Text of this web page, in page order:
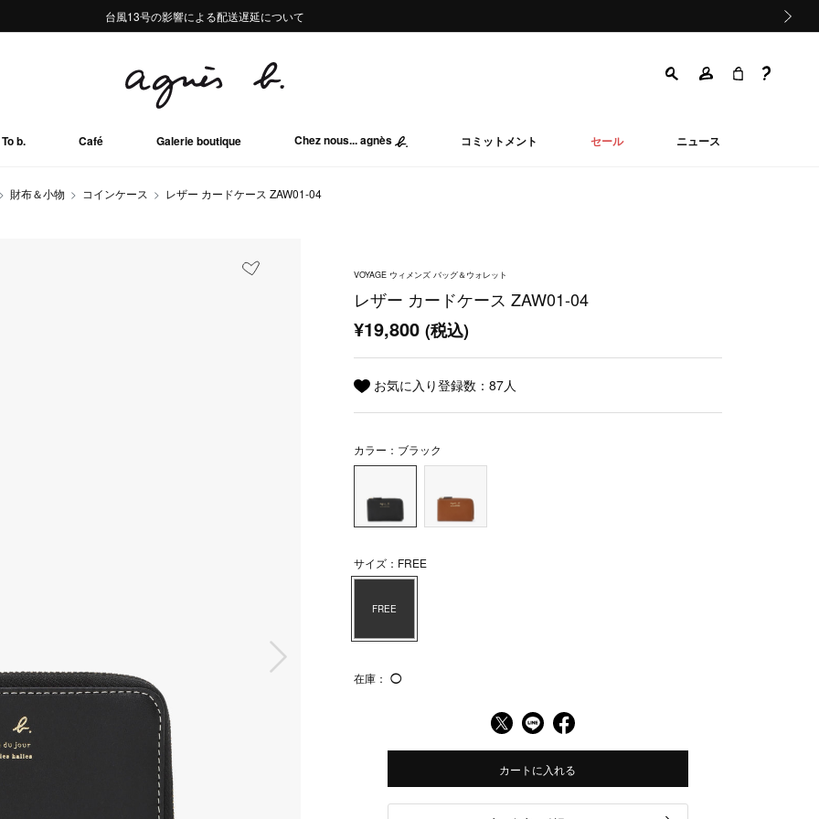
熊本地域地震の影響による配送遅延について
Summer Sale 2buy10%OFF!!
台風13号の影響による配送遅延について
熊本地域地震の影響による配送遅延について
Summer Sale 2buy10%OFF!!
To b. Café Galerie boutique Chez nous... agnès コミットメント セール ニュース
財布＆小物 コインケース レザー カードケース ZAW01-04
VOYAGE ウィメンズ バッグ＆ウォレット
レザー カードケース ZAW01-04
¥19,800(税込)
お気に入り登録数：87人
カラー：ブラック
サイズ：FREE
FREE
在庫： ◯
カートに入れる